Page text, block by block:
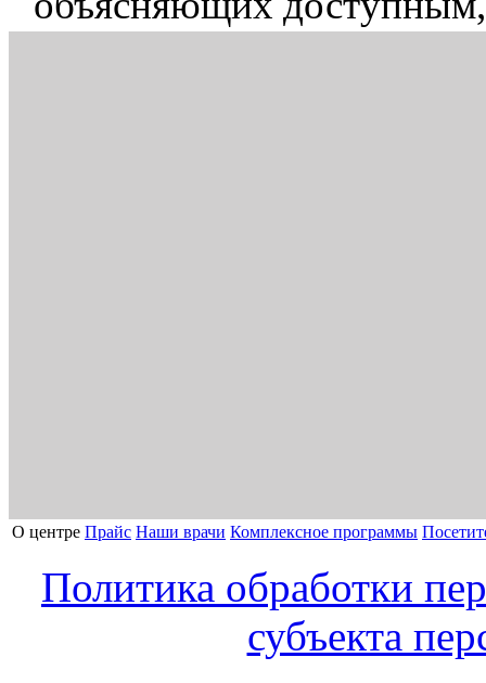
О центре Прайс Наши врачи Комплексное программы
Политика обработки
субъекта